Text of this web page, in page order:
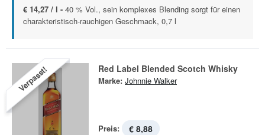
€ 14,27 / l - 40 % Vol., sein komplexes Blending sorgt für einen
charakteristisch-rauchigen Geschmack, 0,7 l
Verpasst! Red Label Blended Scotch Whisky
Marke: Johnnie Walker
Preis: € 8,88